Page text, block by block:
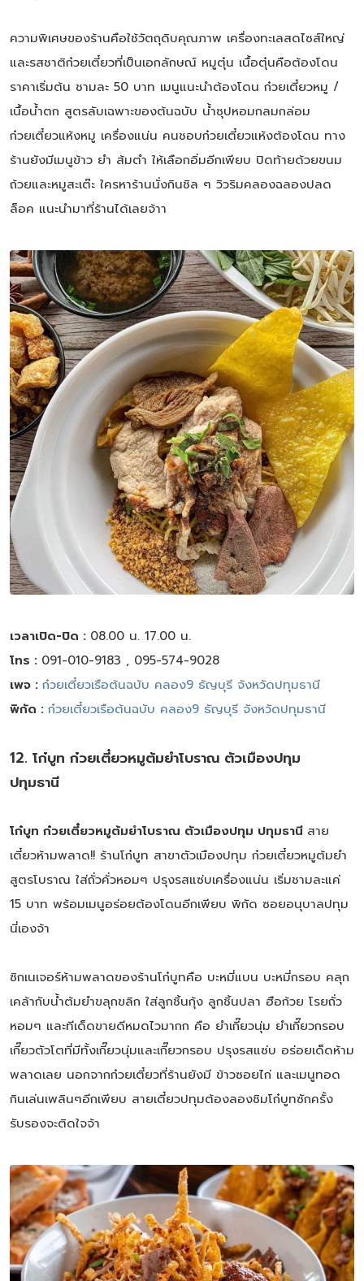
ความพิเศษของร้านคือใช้วัตถุดิบคุณภาพ เครื่องทะเลสดไซส์ใหญ่
และรสชาติก๋วยเตี๋ยวที่เป็นเอกลักษณ์ หมูตุ๋น เนื้อตุ๋นคือต้องโดน
ราคาเริ่มต้น ชามละ 50 บาท เมนูแนะนำต้องโดน ก๋วยเตี๋ยวหมู /
เนื้อน้ำตก สูตรลับเฉพาะของต้นฉบับ น้ำซุปหอมกลมกล่อม
ก๋วยเตี๋ยวแห้งหมู เครื่องแน่น คนชอบก๋วยเตี๋ยวแห้งต้องโดน ทาง
ร้านยังมีเมนูข้าว ยำ ส้มตำ ให้เลือกอิ่มอีกเพียบ ปิดท้ายด้วยขนม
ถ้วยและหมูสะเต๊ะ ใครหาร้านนั่งกินชิล ๆ วิวริมคลองฉลองปลด
ล็อค แนะนำมาที่ร้านได้เลยจ้าา
เวลาเปิด-ปิด : 08.00 น. 17.00 น.
โทร : 091-010-9183 , 095-574-9028
เพจ : ก๋วยเตี๋ยวเรือต้นฉบับ คลอง9 ธัญบุรี จังหวัดปทุมธานี
พิกัด : ก๋วยเตี๋ยวเรือต้นฉบับ คลอง9 ธัญบุรี จังหวัดปทุมธานี
12. โก๋บูท ก๋วยเตี๋ยวหมูต้มยำโบราณ ตัวเมืองปทุม
ปทุมธานี
โก๋บูท ก๋วยเตี๋ยวหมูต้มยำโบราณ ตัวเมืองปทุม ปทุมธานี สาย
เตี๋ยวห้ามพลาด!! ร้านโก๋บูท สาขาตัวเมืองปทุม ก๋วยเตี๋ยวหมูต้มยำ
สูตรโบราณ ใส่ถั่วคั่วหอมๆ ปรุงรสแซ่บเครื่องแน่น เริ่มชามละแค่
15 บาท พร้อมเมนูอร่อยต้องโดนอีกเพียบ พิกัด ซอยอนุบาลปทุม
นี่เองจ้า
ซิกเนเจอร์ห้ามพลาดของร้านโก๋บูทคือ บะหมี่แบน บะหมี่กรอบ คลุก
เคล้ากับน้ำต้มยำขลุกขลิก ใส่ลูกชิ้นกุ้ง ลูกชิ้นปลา ฮือก้วย โรยถั่ว
หอมๆ และทีเด็ดขายดีหมดไวมากก คือ ยำเกี๊ยวนุ่ม ยำเกี๊ยวกรอบ
เกี๊ยวตัวโตที่มีทั้งเกี๊ยวนุ่มและเกี๊ยวกรอบ ปรุงรสแซ่บ อร่อยเด็ดห้าม
พลาดเลย นอกจากก๋วยเตี๋ยวที่ร้านยังมี ข้าวซอยไก่ และเมนูทอด
กินเล่นเพลินๆอีกเพียบ สายเตี๋ยวปทุมต้องลองชิมโก๋บูทซักครั้ง
รับรองจะติดใจจ้า